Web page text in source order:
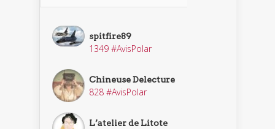
spitfire89
1349 #AvisPolar
Chineuse Delecture
828 #AvisPolar
L’atelier de Litote